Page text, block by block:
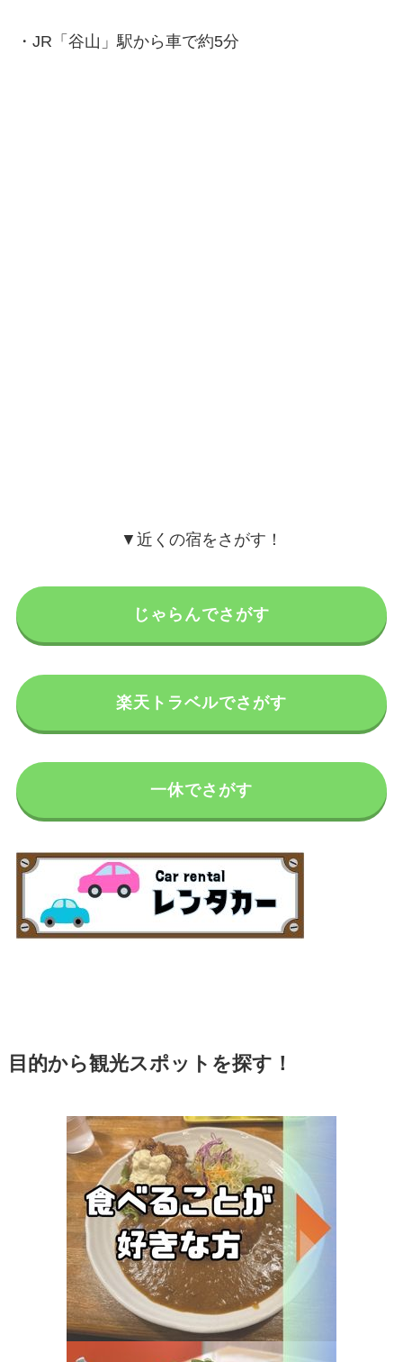
・JR「谷山」駅から車で約5分
▼近くの宿をさがす！
じゃらんでさがす
楽天トラベルでさがす
一休でさがす
目的から観光スポットを探す！